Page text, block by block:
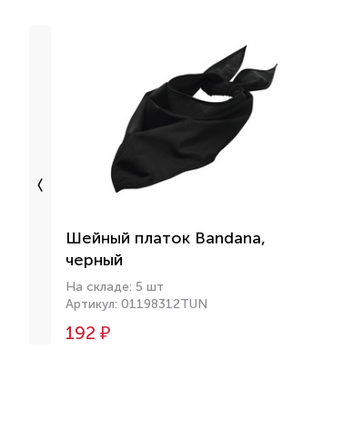
Шейный платок Bandana,
черный
На складе: 5 шт
Артикул: 01198312TUN
192 ₽